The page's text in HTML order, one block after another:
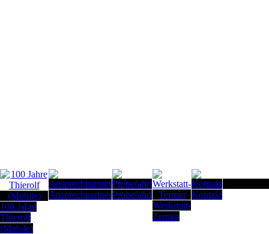
100 Jahre
Thierolf
(Mobile)
AnsprechpartnerProbefahrt
Werkstatt-
Termin
Kontakt